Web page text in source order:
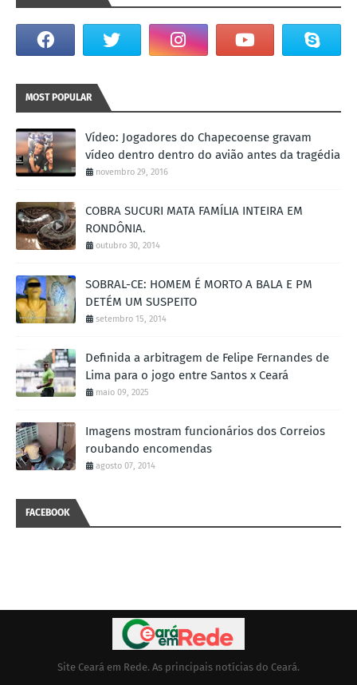
MOST POPULAR
Vídeo: Jogadores do Chapecoense gravam
vídeo dentro dentro do avião antes da tragédia
novembro 29, 2016
COBRA SUCURI MATA FAMÍLIA INTEIRA EM
RONDÔNIA.
outubro 30, 2014
SOBRAL-CE: HOMEM É MORTO A BALA E PM
DETÉM UM SUSPEITO
setembro 15, 2014
Definida a arbitragem de Felipe Fernandes de
Lima para o jogo entre Santos x Ceará
maio 09, 2025
Imagens mostram funcionários dos Correios
roubando encomendas
agosto 07, 2014
FACEBOOK
Site Ceará em Rede. As principais notícias do Ceará.